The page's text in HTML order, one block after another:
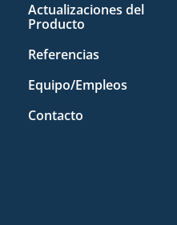
Actualizaciones del
Producto
Referencias
Equipo/Empleos
Contacto